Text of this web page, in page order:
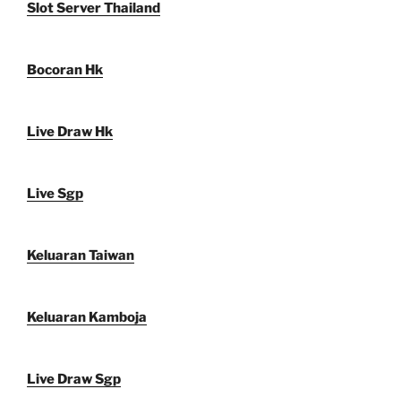
Slot Server Thailand
Bocoran Hk
Live Draw Hk
Live Sgp
Keluaran Taiwan
Keluaran Kamboja
Live Draw Sgp